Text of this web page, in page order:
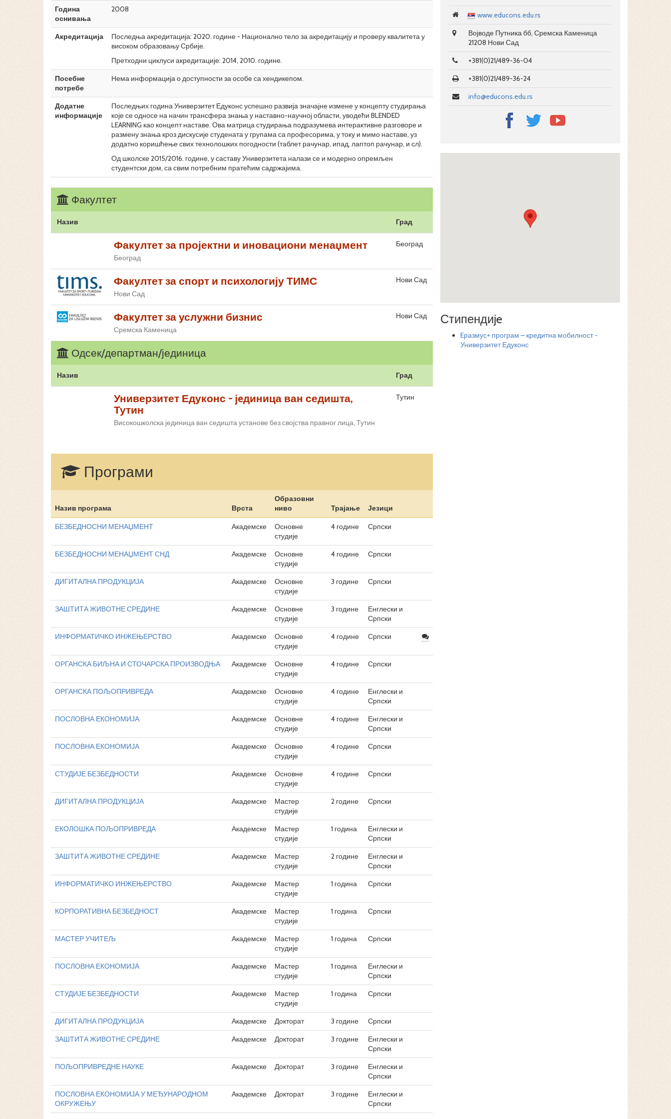
Година
оснивања
2008
Акредитација
Последња акредитација: 2020. године - Национално тело за акредитацију и проверу квалитета у
високом образовању Србије.
Претходни циклуси акредитације: 2014, 2010. године.
Посебне
потребе
Нема информација о доступности за особе са хендикепом.
Додатне
информације
Последњих година Универзитет Едуконс успешно развија значајне измене у концепту студирања
које се односе на начин трансфера знања у наставно-научној области, уводећи BLENDED
LEARNING као концепт наставе. Ова матрица студирања подразумева интерактивне разговоре и
размену знања кроз дискусије студената у групама са професорима, у току и мимо наставе, уз
додатно коришћење свих технолошких погодности (таблет рачунар, ипад, лаптоп рачунар, и сл).
Од школске 2015/2016. године, у саставу Универзитета налази се и модерно опремљен
студентски дом, са свим потребним пратећим садржајима.
Факултет
Назив Град
Факултет за пројектни и иновациони менаџмент
Београд
Београд
Факултет за спорт и психологију ТИМС
Нови Сад
Нови Сад
Факултет за услужни бизнис
Сремска Каменица
Нови Сад
Одсек/департман/јединица
Назив Град
Универзитет Едуконс - jeдиница ван седишта,
Тутин
Високошколска јединица ван седишта установе без својства правног лица, Тутин
Тутин
Програми
Назив програма Врста
Образовни
ниво
Трајање Језици
БЕЗБЕДНОСНИ МЕНАЏМЕНТ Академске
Основне
студије
4 године Српски
БЕЗБЕДНОСНИ МЕНАЏМЕНТ СНД Академске
Основне
студије
4 године Српски
ДИГИТАЛНА ПРОДУКЦИЈА Академске
Основне
студије
3 године Српски
ЗАШТИТА ЖИВОТНЕ СРЕДИНЕ Академске
Основне
студије
3 године
Енглески и
Српски
ИНФОРМАТИЧКО ИНЖЕЊЕРСТВО
Академске
Основне
студије
4 године Српски
ОРГАНСКА БИЉНА И СТОЧАРСКА ПРОИЗВОДЊА Академске
Основне
студије
4 године Српски
ОРГАНСКА ПОЉОПРИВРЕДА Академске
Основне
студије
4 године
Енглески и
Српски
ПОСЛОВНА ЕКОНОМИЈА
Академске
Основне
студије
4 године
Енглески и
Српски
ПОСЛОВНА ЕКОНОМИЈА
Академске
Основне
студије
4 године Српски
СТУДИЈЕ БЕЗБЕДНОСТИ Академске
Основне
студије
4 године Српски
ДИГИТАЛНА ПРОДУКЦИЈА Академске
Мастер
студије
2 године Српски
ЕКОЛОШКА ПОЉОПРИВРЕДА Академске
Мастер
студије
1 година
Енглески и
Српски
ЗАШТИТА ЖИВОТНЕ СРЕДИНЕ
Академске
Мастер
студије
2 године
Енглески и
Српски
ИНФОРМАТИЧКО ИНЖЕЊЕРСТВО
Академске
Мастер
студије
1 година Српски
КОРПОРАТИВНА БЕЗБЕДНОСТ Академске
Мастер
студије
1 година Српски
МАСТЕР УЧИТЕЉ Академске
Мастер
студије
1 година Српски
ПОСЛОВНА ЕКОНОМИЈА Академске
Мастер
студије
1 година
Енглески и
Српски
СТУДИЈЕ БЕЗБЕДНОСТИ
Академске
Мастер
студије
1 година Српски
ДИГИТАЛНА ПРОДУКЦИЈА Академске Докторат 3 године
Српски
ЗАШТИТА ЖИВОТНЕ СРЕДИНЕ
Академске Докторат 3 године
Енглески и
Српски
ПОЉОПРИВРЕДНЕ НАУКЕ
Академске Докторат 3 године
Енглески и
Српски
ПОСЛОВНА ЕКОНОМИЈА У МЕЂУНАРОДНОМ
ОКРУЖЕЊУ
Академске Докторат 3 године
Енглески и
Српски
www.educons.edu.rs
Војводе Путника бб, Сремска Каменица
21208 Нови Сад
+381(0)21/489-36-04
+381(0)21/489-36-24
info@educons.edu.rs
Стипендијe
Eразмус+ програм – кредитна мобилност -
Универзитет Едуконс